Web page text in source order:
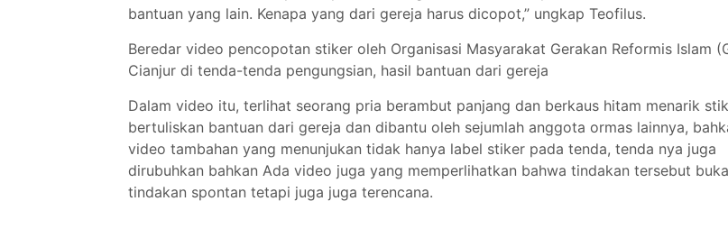
bantuan yang lain. Kenapa yang dari gereja harus dicopot,” ungkap Teofilus.
Beredar video pencopotan stiker oleh Organisasi Masyarakat Gerakan Reformis Islam
Cianjur di tenda-tenda pengungsian, hasil bantuan dari gereja
Dalam video itu, terlihat seorang pria berambut panjang dan berkaus hitam menarik
bertuliskan bantuan dari gereja dan dibantu oleh sejumlah anggota ormas lainnya,
video tambahan yang menunjukan tidak hanya label stiker pada tenda, tenda nya juga
dirubuhkan bahkan Ada video juga yang memperlihatkan bahwa tindakan tersebut
tindakan spontan tetapi juga juga terencana.